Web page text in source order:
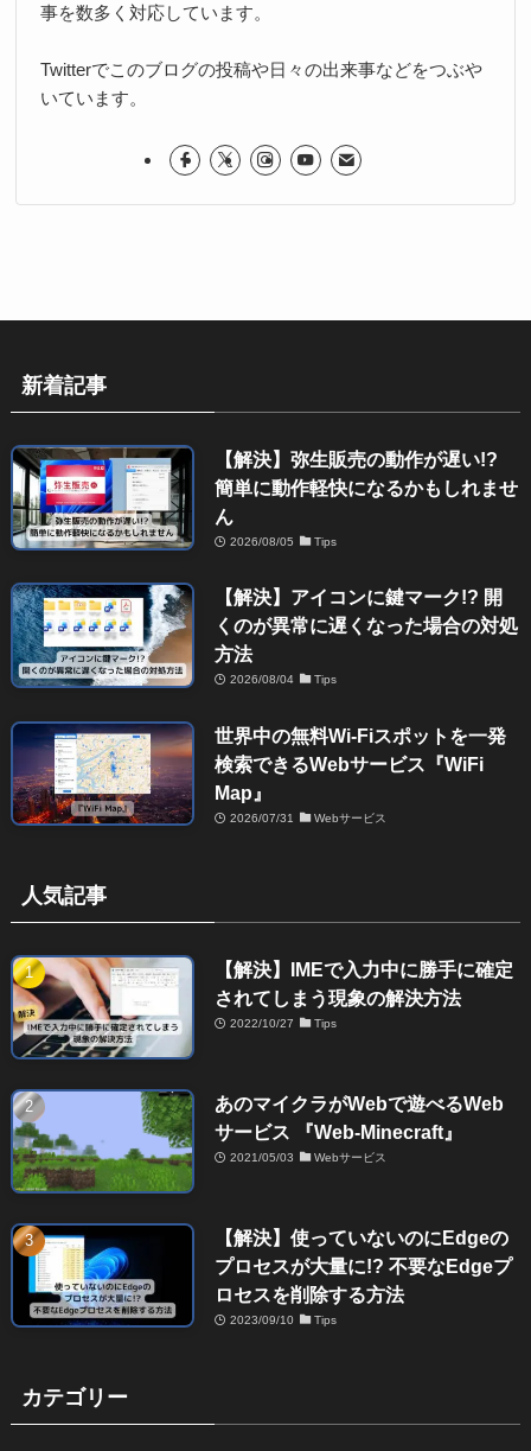
事を数多く対応しています。
Twitterでこのブログの投稿や日々の出来事などをつぶや
いています。
新着記事
【解決】弥生販売の動作が遅い!?
簡単に動作軽快になるかもしれませ
ん
2026/08/05 Tips
【解決】アイコンに鍵マーク!? 開
くのが異常に遅くなった場合の対処
方法
2026/08/04 Tips
世界中の無料Wi-Fiスポットを一発
検索できるWebサービス『WiFi
Map』
2026/07/31 Webサービス
人気記事
【解決】IMEで入力中に勝手に確定
されてしまう現象の解決方法
2022/10/27 Tips
あのマイクラがWebで遊べるWeb
サービス 『Web-Minecraft』
2021/05/03 Webサービス
【解決】使っていないのにEdgeの
プロセスが大量に!? 不要なEdgeプ
ロセスを削除する方法
2023/09/10 Tips
カテゴリー